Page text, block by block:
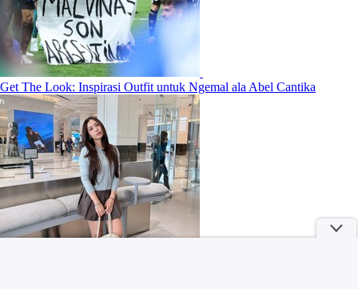
Get The Look: Inspirasi Outfit untuk Ngemal ala Abel Cantika